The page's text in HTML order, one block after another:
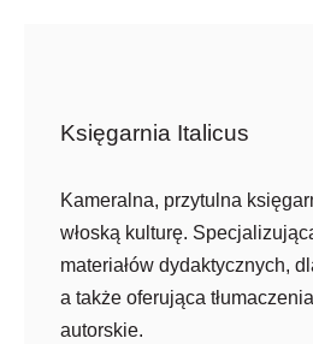
Księgarnia Italicus
Kameralna, przytulna
włoską kulturę.
materiałów dydaktycznych,
a także oferująca
autorskie.